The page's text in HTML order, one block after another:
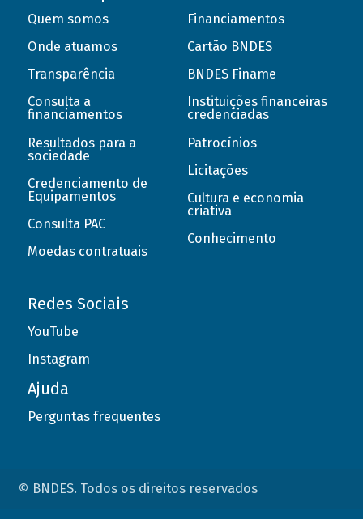
Quem somos
Onde atuamos
Transparência
Consulta a
financiamentos
Resultados para a
sociedade
Credenciamento de
Equipamentos
Consulta PAC
Moedas contratuais
Financiamentos
Cartão BNDES
BNDES Finame
Instituições financeiras
credenciadas
Patrocínios
Licitações
Cultura e economia
criativa
Conhecimento
Redes Sociais
YouTube
Instagram
Ajuda
Perguntas frequentes
© BNDES. Todos os direitos reservados